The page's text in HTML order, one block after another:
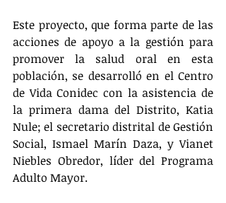
Este proyecto, que forma parte de las
acciones de apoyo a la gestión para
promover la salud oral en esta
población, se desarrolló en el Centro
de Vida Conidec con la asistencia de
la primera dama del Distrito, Katia
Nule; el secretario distrital de Gestión
Social, Ismael Marín Daza, y Vianet
Niebles Obredor, líder del Programa
Adulto Mayor.